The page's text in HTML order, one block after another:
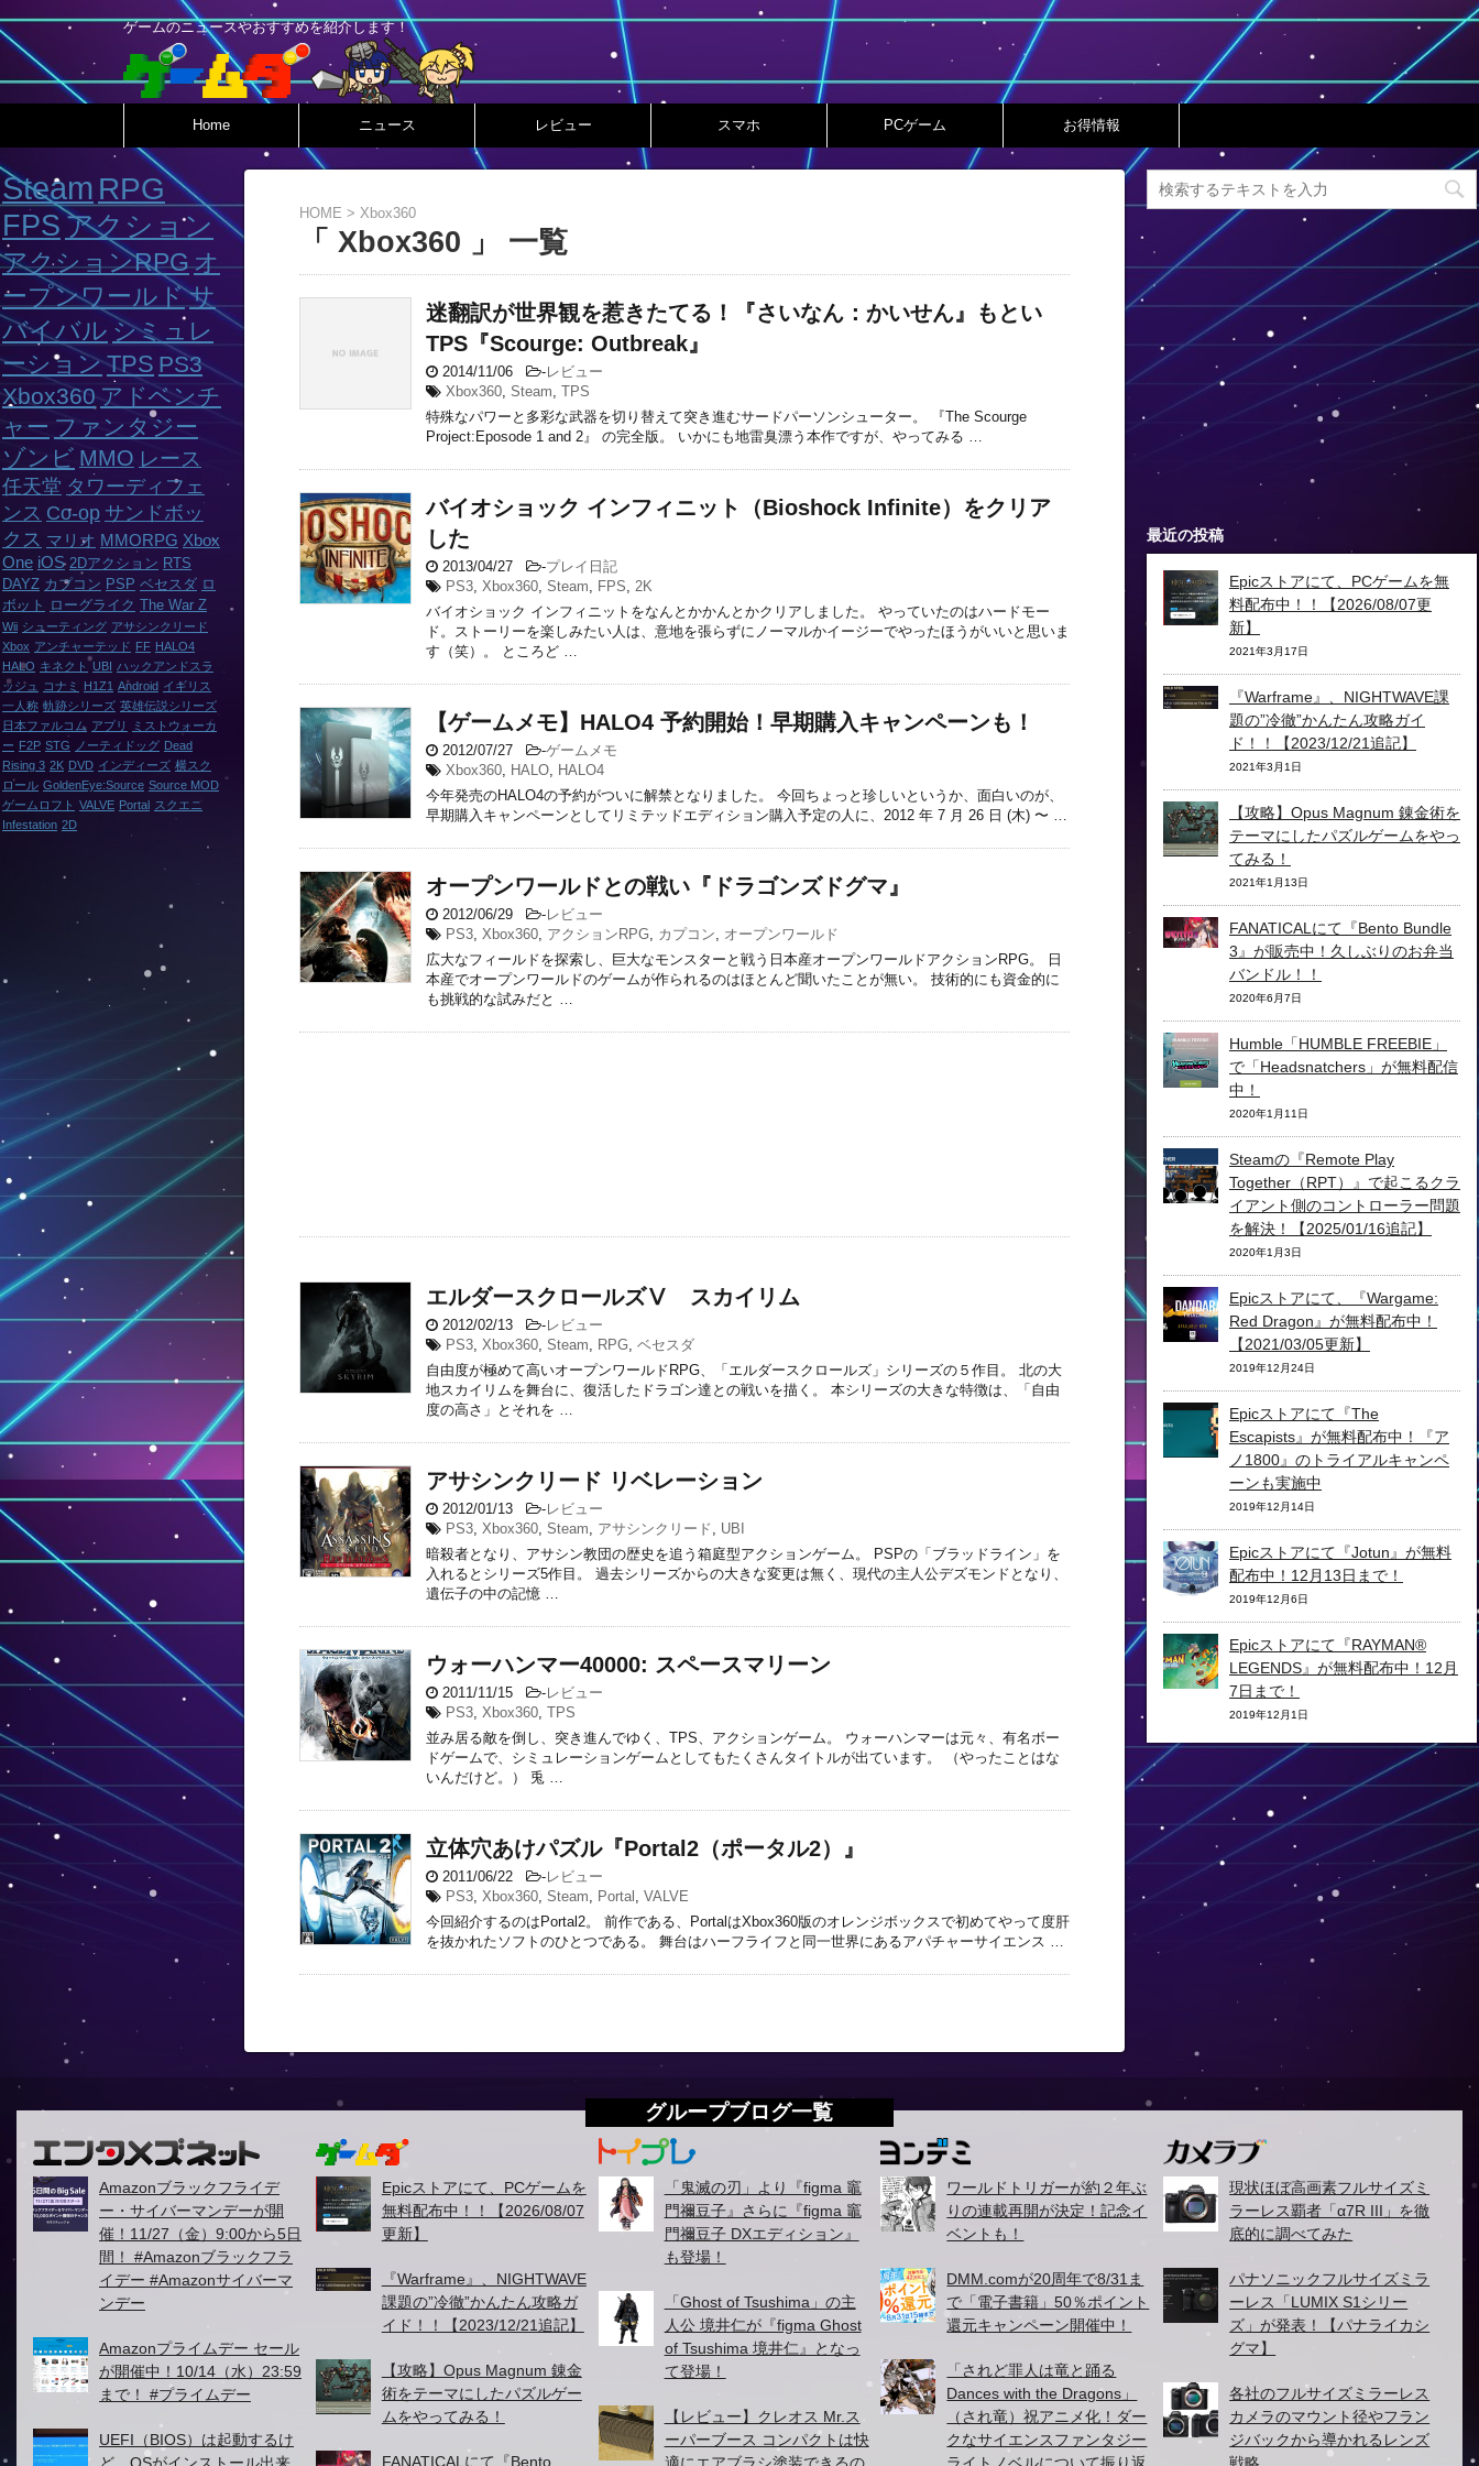
ゲームのニュースやおすすめを紹介します！
Home ニュース レビュー スマホ PCゲーム お得情報
HOME > Xbox360
「 Xbox360 」 一覧
迷翻訳が世界観を惹きたてる！『さいなん：かいせん』もとい
TPS『Scourge: Outbreak』
2014/11/06 -レビュー
Xbox360, Steam, TPS
特殊なパワーと多彩な武器を切り替えて突き進むサードパーソンシューター。 『The Scourge
Project:Eposode 1 and 2』 の完全版。 いかにも地雷臭漂う本作ですが、やってみる …
バイオショック インフィニット（Bioshock Infinite）をクリア
した
2013/04/27 -プレイ日記
PS3, Xbox360, Steam, FPS, 2K
バイオショック インフィニットをなんとかかんとかクリアしました。 やっていたのはハードモー
ド。ストーリーを楽しみたい人は、意地を張らずにノーマルかイージーでやったほうがいいと思いま
す（笑）。 ところど …
【ゲームメモ】HALO4 予約開始！早期購入キャンペーンも！
2012/07/27 -ゲームメモ
Xbox360, HALO, HALO4
今年発売のHALO4の予約がついに解禁となりました。 今回ちょっと珍しいというか、面白いのが、
早期購入キャンペーンとしてリミテッドエディション購入予定の人に、2012 年 7 月 26 日 (木) 〜 …
オープンワールドとの戦い『ドラゴンズドグマ』
2012/06/29 -レビュー
PS3, Xbox360, アクションRPG, カプコン, オープンワールド
広大なフィールドを探索し、巨大なモンスターと戦う日本産オープンワールドアクションRPG。 日
本産でオープンワールドのゲームが作られるのはほとんど聞いたことが無い。 技術的にも資金的に
も挑戦的な試みだと …
エルダースクロールズⅤ スカイリム
2012/02/13 -レビュー
PS3, Xbox360, Steam, RPG, ベセスダ
自由度が極めて高いオープンワールドRPG、「エルダースクロールズ」シリーズの５作目。 北の大
地スカイリムを舞台に、復活したドラゴン達との戦いを描く。 本シリーズの大きな特徴は、「自由
度の高さ」とそれを …
アサシンクリード リベレーション
2012/01/13 -レビュー
PS3, Xbox360, Steam, アサシンクリード, UBI
暗殺者となり、アサシン教団の歴史を追う箱庭型アクションゲーム。 PSPの「ブラッドライン」を
入れるとシリーズ5作目。 過去シリーズからの大きな変更は無く、現代の主人公デズモンドとなり、
遺伝子の中の記憶 …
ウォーハンマー40000: スペースマリーン
2011/11/15 -レビュー
PS3, Xbox360, TPS
並み居る敵を倒し、突き進んでゆく、TPS、アクションゲーム。 ウォーハンマーは元々、有名ボー
ドゲームで、シミュレーションゲームとしてもたくさんタイトルが出ています。 （やったことはな
いんだけど。） 兎 …
立体穴あけパズル『Portal2（ポータル2）』
2011/06/22 -レビュー
PS3, Xbox360, Steam, Portal , VALVE
今回紹介するのはPortal2。 前作である、PortalはXbox360版のオレンジボックスで初めてやって度肝
を抜かれたソフトのひとつである。 舞台はハーフライフと同一世界にあるアパチャーサイエンス …
最近の投稿
Epicストアにて、PCゲームを無
料配布中！！【2026/08/07更
新】
2021年3月17日
『Warframe』、NIGHTWAVE課
題の”冷徹”かんたん攻略ガイ
ド！！【2023/12/21追記】
2021年3月1日
【攻略】Opus Magnum 錬金術を
テーマにしたパズルゲームをやっ
てみる！
2021年1月13日
FANATICALにて『Bento Bundle
3』が販売中！久しぶりのお弁当
バンドル！！
2020年6月7日
Humble「HUMBLE FREEBIE」
で「Headsnatchers」が無料配信
中！
2020年1月11日
Steamの『Remote Play
Together（RPT）』で起こるクラ
イアント側のコントローラー問題
を解決！【2025/01/16追記】
2020年1月3日
Epicストアにて、『Wargame:
Red Dragon』が無料配布中！
【2021/03/05更新】
2019年12月24日
Epicストアにて『The
Escapists』が無料配布中！『ア
ノ1800』のトライアルキャンペ
ーンも実施中
2019年12月14日
Epicストアにて『Jotun』が無料
配布中！12月13日まで！
2019年12月6日
Epicストアにて『RAYMAN®
LEGENDS』が無料配布中！12月
7日まで！
2019年12月1日
Steam RPG
FPSアクション
アクションRPGオ
ープンワールドサ
バイバル シミュレ
ーションTPS PS3
Xbox360 アドベンチ
ャー ファンタジー
ゾンビ MMO レース
任天堂 タワーディフェ
ンス Co-op サンドボッ
クス マリオ MMORPG Xbox
One iOS 2Dアクション RTS
DAYZ カプコン PSP ベセスダ ロ
ボット ローグライク The War Z
Wii シューティング アサシンクリード
Xbox アンチャーテッド FF HALO4
HALO キネクト UBI ハックアンドスラ
ッシュ
コナミ H1Z1 Android イギリス
一人称 軌跡シリーズ 英雄伝説シリーズ
日本ファルコム アプリ
ミストウォーカ
ー F2P STG ノーティドッグ Dead
Rising 3 2K DVD インディーズ 横スク
ロール GoldenEye:Source Source MOD
ゲームロフト VALVE Portal スクエニ
Infestation 2D
グループブログ一覧
Amazonブラックフライデ
ー・サイバーマンデーが開
催！11/27（金）9:00から5日
間！ #Amazonブラックフラ
イデー #Amazonサイバーマ
ンデー
Amazonプライムデー セール
が開催中！10/14（水）23:59
まで！ #プライムデー
UEFI（BIOS）は起動するけ
Epicストアにて、PCゲームを
無料配布中！！【2026/08/07
更新】
『Warframe』、NIGHTWAVE
課題の”冷徹”かんたん攻略ガ
イド！！【2023/12/21追記】
【攻略】Opus Magnum 錬金
術をテーマにしたパズルゲー
ムをやってみる！
FANATICALにて『Bento
「鬼滅の刃」より『figma 竈
門禰豆子』さらに『figma 竈
門禰豆子 DXエディション』
も登場！
「Ghost of Tsushima」の主
人公 境井仁が『figma Ghost
of Tsushima 境井仁』となっ
て登場！
【レビュー】クレオス Mr.ス
ーパーブース コンパクトは快
ワールドトリガーが約２年ぶ
りの連載再開が決定！記念イ
ベントも！
DMM.comが20周年で8/31ま
で「電子書籍」50％ポイント
還元キャンペーン開催中！
「されど罪人は竜と踊る
Dances with the Dragons」
（され竜）祝アニメ化！ダー
クなサイエンスファンタジー
現状ほぼ高画素フルサイズミ
ラーレス覇者「α7R III」を徹
底的に調べてみた
パナソニックフルサイズミラ
ーレス「LUMIX S1シリー
ズ」が発表！【パナライカシ
グマ】
各社のフルサイズミラーレス
カメラのマウント径やフラン
ジバックから導かれるレンズ